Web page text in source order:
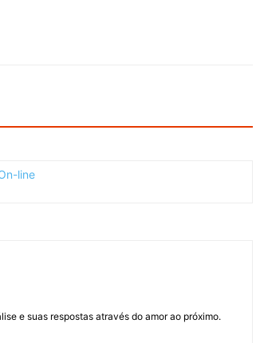
e suas respostas através do amor ao próximo.